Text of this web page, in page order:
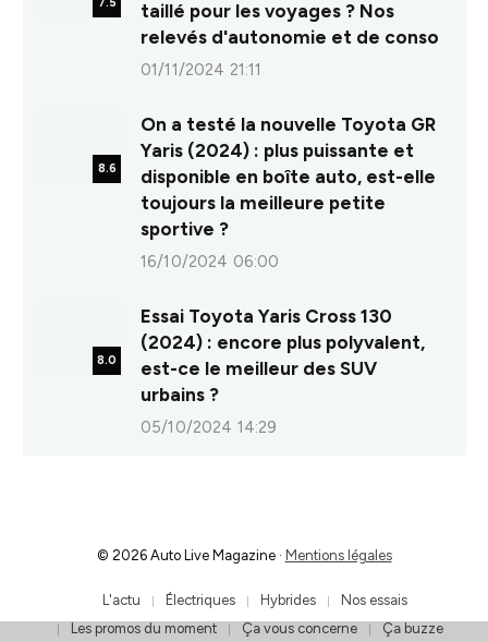
taillé pour les voyages ? Nos
relevés d'autonomie et de conso
01/11/2024 21:11
8.6
On a testé la nouvelle Toyota GR
Yaris (2024) : plus puissante et
disponible en boîte auto, est-elle
toujours la meilleure petite
sportive ?
16/10/2024 06:00
8.0
Essai Toyota Yaris Cross 130
(2024) : encore plus polyvalent,
est-ce le meilleur des SUV
urbains ?
05/10/2024 14:29
© 2026 Auto Live Magazine · Mentions légales
L'actu Électriques Hybrides
Nos essais
Les promos du moment
Ça vous concerne Ça buzze